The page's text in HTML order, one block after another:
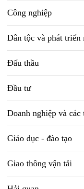
Công nghiệp
Dân tộc và phát triển
Đấu thầu
Đầu tư
Doanh nghiệp và
Giáo dục - đào tạo
Giao thông vận tải